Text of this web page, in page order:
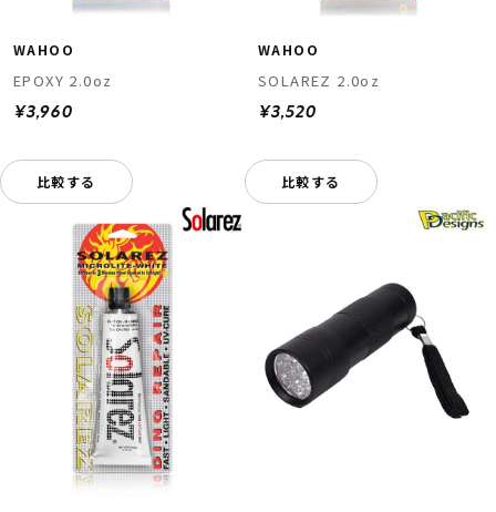
WAHOO
EPOXY 2.0oz
¥3,960
比較する
WAHOO
SOLAREZ 2.0oz
¥3,520
比較する